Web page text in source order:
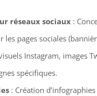
réseaux sociaux:
les pages sociales
Instagram, images
spécifiques.
: Création d’infographies